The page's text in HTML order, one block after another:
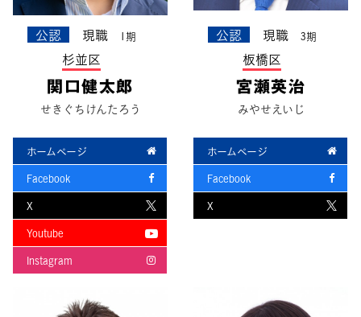
公認 現職 1期
杉並区
関口健太郎
せきぐちけんたろう
ホームページ
Facebook
X
Youtube
Instagram
公認 現職 3期
板橋区
宮瀬英治
みやせえいじ
ホームページ
Facebook
X